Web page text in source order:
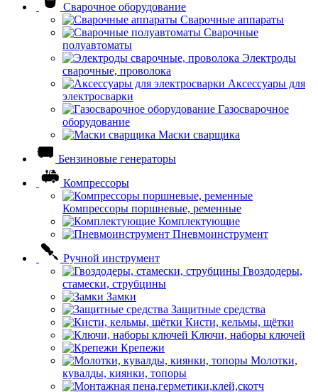
Сварочное оборудование
Сварочные аппараты
Сварочные
полуавтоматы
Электроды
сварочные, проволока
Аксессуары для
электросварки
Газосварочное
оборудование
Маски сварщика
Бензиновые генераторы
Компрессоры
Компрессоры поршневые, ременные
Комплектующие
Пневмоинструмент
Ручной инструмент
Гвоздодеры,
стамески, струбцины
Замки
Защитные средства
Кисти, кельмы, щётки
Ключи, наборы ключей
Крепежи
Молотки,
кувалды, киянки, топоры